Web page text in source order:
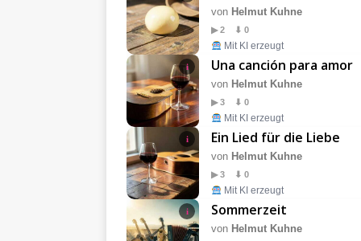
von Helmut Kuhne
▶ 2 ⬇ 0
Mit KI erzeugt
i Una canción para amor
von Helmut Kuhne
▶ 3 ⬇ 0
Mit KI erzeugt
i Ein Lied für die Liebe
von Helmut Kuhne
▶ 3 ⬇ 0
Mit KI erzeugt
i Sommerzeit
von Helmut Kuhne